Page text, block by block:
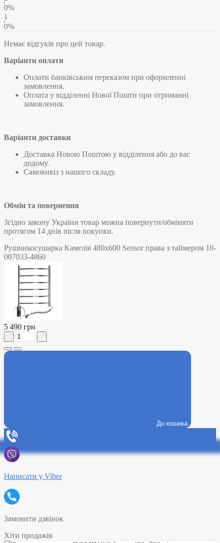
0%
1
0%
Немає відгуків про цей товар.
Варіанти оплати
Оплати банківським переказом при оформленні
замовлення.
Оплата у відділенні Нової Пошти при отриманні
замовлення.
Варіанти доставки
Доставка Новою Поштою у відділення або до вас
додому.
Самовивіз з нашого складу.
Обмін та повернення
Згідно закону України товар можна повернути/обміняти
протягом 14 днів після покупки.
Рушникосушарка Камелія 480х600 Sensor права з таймером 10-
007033-4860
5 490 грн
До кошика
Написати у Viber
Замовити дзвінок
Хіти продажів